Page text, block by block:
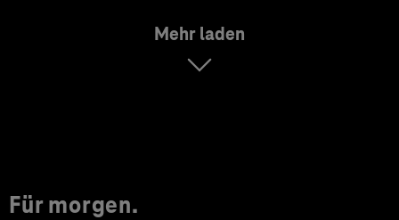
Mehr laden
Für morgen.